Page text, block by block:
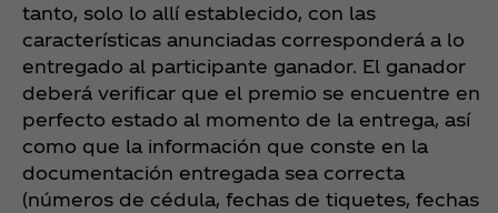
tanto, solo lo allí establecido, con las
características anunciadas corresponderá a lo
entregado al participante ganador. El ganador
deberá verificar que el premio se encuentre en
perfecto estado al momento de la entrega, así
como que la información que conste en la
documentación entregada sea correcta
(números de cédula, fechas de tiquetes, fechas